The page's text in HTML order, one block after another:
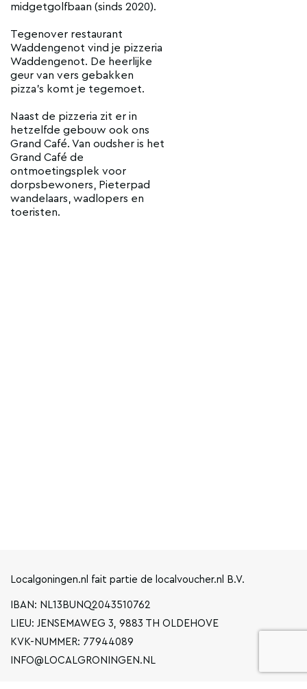
midgetgolfbaan (sinds 2020).
Tegenover restaurant
Waddengenot vind je pizzeria
Waddengenot. De heerlijke
geur van vers gebakken
pizza’s komt je tegemoet.
Naast de pizzeria zit er in
hetzelfde gebouw ook ons
Grand Café. Van oudsher is het
Grand Café de
ontmoetingsplek voor
dorpsbewoners, Pieterpad
wandelaars, wadlopers en
toeristen.
Localgoningen.nl fait partie de localvoucher.nl B.V.
IBAN: NL13BUNQ2043510762
LIEU: JENSEMAWEG 3, 9883 TH OLDEHOVE
KVK-NUMMER: 77944089
INFO@LOCALGRONINGEN.NL